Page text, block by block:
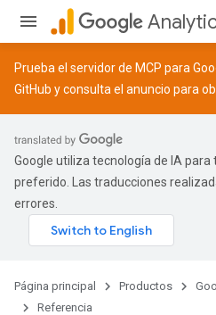
Prueba el servidor de MCP para
GitHub y consulta el anuncio para
Google utiliza tecnología de IA
preferido. Las traducciones
errores.
Página principal Productos
Referencia